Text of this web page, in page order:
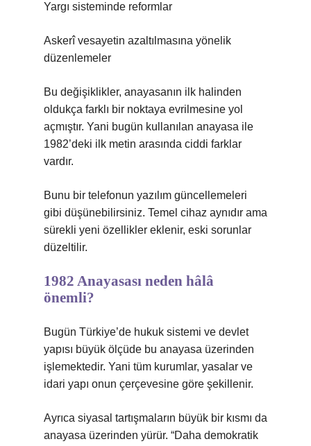
Yargı sisteminde reformlar
Askerî vesayetin azaltılmasına yönelik
düzenlemeler
Bu değişiklikler, anayasanın ilk halinden
oldukça farklı bir noktaya evrilmesine yol
açmıştır. Yani bugün kullanılan anayasa ile
1982’deki ilk metin arasında ciddi farklar
vardır.
Bunu bir telefonun yazılım güncellemeleri
gibi düşünebilirsiniz. Temel cihaz aynıdır ama
sürekli yeni özellikler eklenir, eski sorunlar
düzeltilir.
1982 Anayasası neden hâlâ
önemli?
Bugün Türkiye’de hukuk sistemi ve devlet
yapısı büyük ölçüde bu anayasa üzerinden
işlemektedir. Yani tüm kurumlar, yasalar ve
idari yapı onun çerçevesine göre şekillenir.
Ayrıca siyasal tartışmaların büyük bir kısmı da
anayasa üzerinden yürür. “Daha demokratik